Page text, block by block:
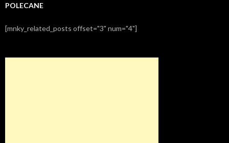
POLECANE
[mnky_related_posts offset="3" num="4"]